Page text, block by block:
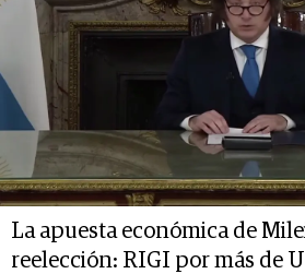
La apuesta económica de
reelección: RIGI por más de